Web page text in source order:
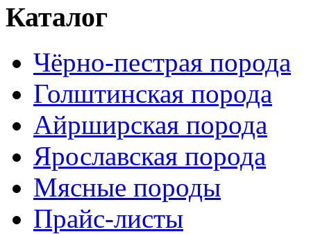
Каталог
Чёрно-пестрая порода
Голштинская порода
Айрширская порода
Ярославская порода
Мясные породы
Прайс-листы